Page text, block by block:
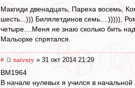
Макгиди двенадцать, Пареха восемь,
шесть...))) Билялетдинов семь....))))),
четыре....Меня не знаю сколько бить
Мальорке спрятался.
# naivniy » 31 окт 2014 21:29
BM1964
В начале нулевых я учился в